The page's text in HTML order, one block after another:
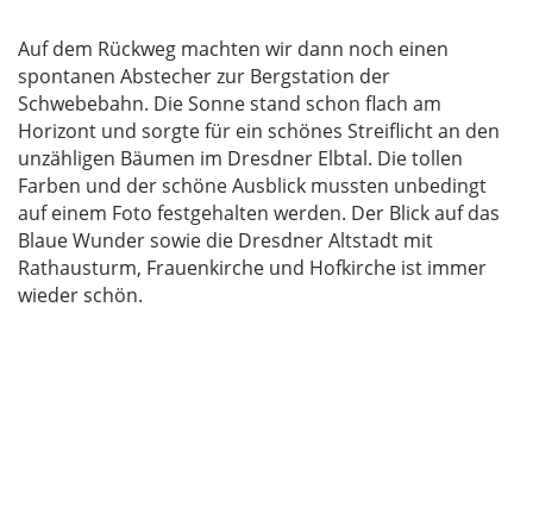
Auf dem Rückweg machten wir dann noch einen
spontanen Abstecher zur Bergstation der
Schwebebahn. Die Sonne stand schon flach am
Horizont und sorgte für ein schönes Streiflicht an den
unzähligen Bäumen im Dresdner Elbtal. Die tollen
Farben und der schöne Ausblick mussten unbedingt
auf einem Foto festgehalten werden. Der Blick auf das
Blaue Wunder sowie die Dresdner Altstadt mit
Rathausturm, Frauenkirche und Hofkirche ist immer
wieder schön.